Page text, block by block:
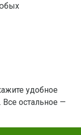
удобное
остальное —